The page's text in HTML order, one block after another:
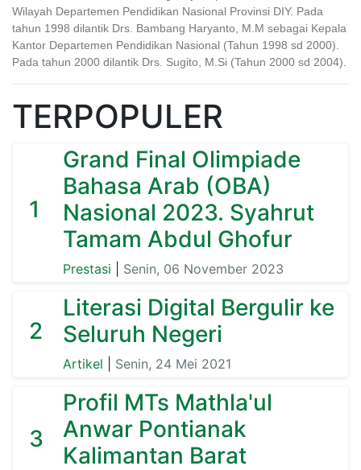
Wilayah Departemen Pendidikan Nasional Provinsi DIY. Pada
tahun 1998 dilantik Drs. Bambang Haryanto, M.M sebagai Kepala
Kantor Departemen Pendidikan Nasional (Tahun 1998 sd 2000).
Pada tahun 2000 dilantik Drs. Sugito, M.Si (Tahun 2000 sd 2004).
TERPOPULER
1
Grand Final Olimpiade
Bahasa Arab (OBA)
Nasional 2023. Syahrut
Tamam Abdul Ghofur
Prestasi Senin, 06 November 2023
2
Literasi Digital Bergulir ke
Seluruh Negeri
Artikel Senin, 24 Mei 2021
3
Profil MTs Mathla'ul
Anwar Pontianak
Kalimantan Barat